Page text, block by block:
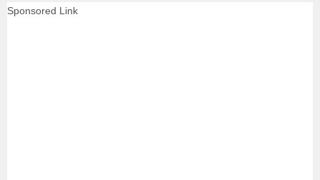
Sponsored Link